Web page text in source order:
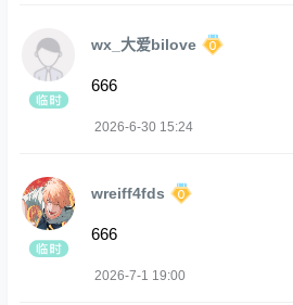
wx_大爱bilove
666
2026-6-30 15:24
wreiff4fds
666
2026-7-1 19:00